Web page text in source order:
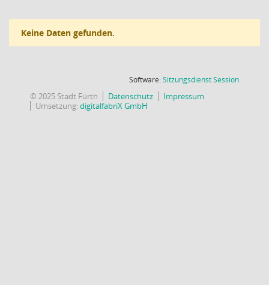
Keine Daten gefunden.
Software:SitzungsdienstSession(Wird in
© 2025 Stadt Fürth Datenschutz
Impressum
Umsetzung:digitalfabriX GmbH